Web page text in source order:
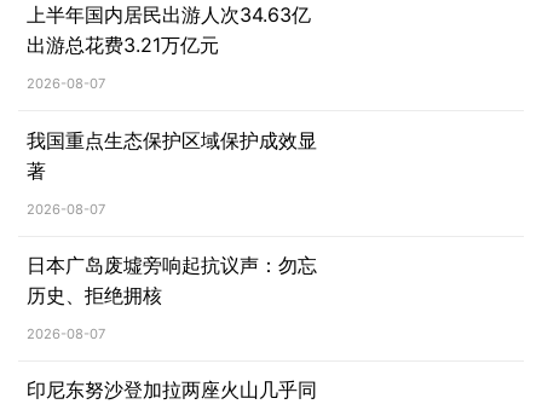
上半年国内居民出游人次34.63亿
出游总花费3.21万亿元
2026-08-07
我国重点生态保护区域保护成效显
著
2026-08-07
日本广岛废墟旁响起抗议声：勿忘
历史、拒绝拥核
2026-08-07
印尼东努沙登加拉两座火山几乎同